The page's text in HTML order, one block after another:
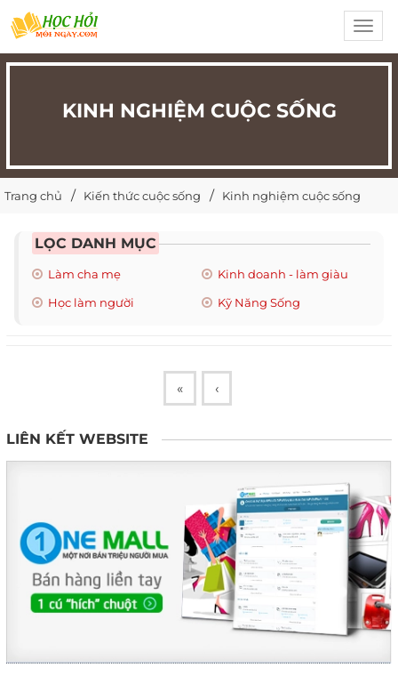
KINH NGHIỆM CUỘC SỐNG
Trang chủ Kiến thức cuộc sống Kinh nghiệm cuộc sống
LỌC DANH MỤC
Làm cha mẹ
Kinh doanh - làm giàu
Học làm người
Kỹ Năng Sống
« ‹
LIÊN KẾT WEBSITE